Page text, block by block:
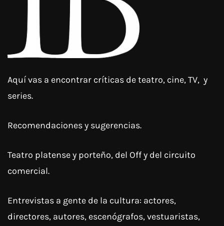
Aquí vas a encontrar críticas de teatro, cine, TV, y
series.
Recomendaciones y sugerencias.
Teatro platense y porteño, del Off y del circuito
comercial.
Entrevistas a gente de la cultura: actores,
directores, autores, escenógrafos, vestuaristas,